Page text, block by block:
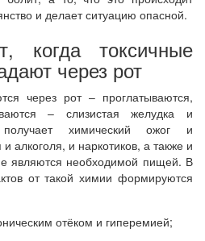
и делает ситуацию опасной.
когда токсичные
через рот
через рот – проглатываются,
– слизистая желудка и
химический ожог и
алкоголя, и наркотиков, а также и
являются необходимой пищей. В
от такой химии формируются
отёком и гиперемией;